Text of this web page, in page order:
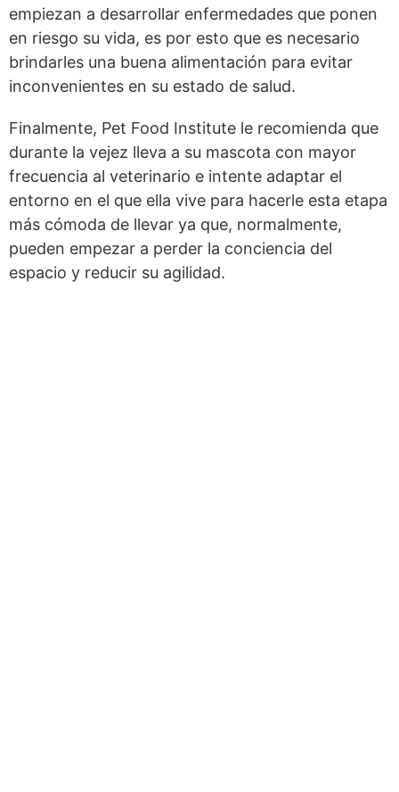
empiezan a desarrollar enfermedades que ponen
en riesgo su vida, es por esto que es necesario
brindarles una buena alimentación para evitar
inconvenientes en su estado de salud.
Finalmente, Pet Food Institute le recomienda que
durante la vejez lleva a su mascota con mayor
frecuencia al veterinario e intente adaptar el
entorno en el que ella vive para hacerle esta etapa
más cómoda de llevar ya que, normalmente,
pueden empezar a perder la conciencia del
espacio y reducir su agilidad.